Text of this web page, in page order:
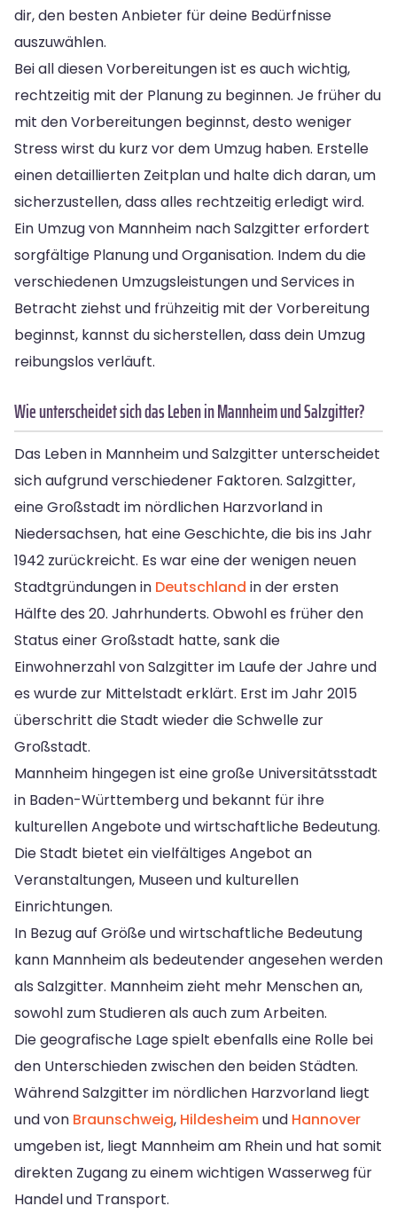
dir, den besten Anbieter für deine Bedürfnisse
auszuwählen.
Bei all diesen Vorbereitungen ist es auch wichtig,
rechtzeitig mit der Planung zu beginnen. Je früher du
mit den Vorbereitungen beginnst, desto weniger
Stress wirst du kurz vor dem Umzug haben. Erstelle
einen detaillierten Zeitplan und halte dich daran, um
sicherzustellen, dass alles rechtzeitig erledigt wird.
Ein Umzug von Mannheim nach Salzgitter erfordert
sorgfältige Planung und Organisation. Indem du die
verschiedenen Umzugsleistungen und Services in
Betracht ziehst und frühzeitig mit der Vorbereitung
beginnst, kannst du sicherstellen, dass dein Umzug
reibungslos verläuft.
Wie unterscheidet sich das Leben in Mannheim und Salzgitter?
Das Leben in Mannheim und Salzgitter unterscheidet
sich aufgrund verschiedener Faktoren. Salzgitter,
eine Großstadt im nördlichen Harzvorland in
Niedersachsen, hat eine Geschichte, die bis ins Jahr
1942 zurückreicht. Es war eine der wenigen neuen
Stadtgründungen in Deutschland in der ersten
Hälfte des 20. Jahrhunderts. Obwohl es früher den
Status einer Großstadt hatte, sank die
Einwohnerzahl von Salzgitter im Laufe der Jahre und
es wurde zur Mittelstadt erklärt. Erst im Jahr 2015
überschritt die Stadt wieder die Schwelle zur
Großstadt.
Mannheim hingegen ist eine große Universitätsstadt
in Baden-Württemberg und bekannt für ihre
kulturellen Angebote und wirtschaftliche Bedeutung.
Die Stadt bietet ein vielfältiges Angebot an
Veranstaltungen, Museen und kulturellen
Einrichtungen.
In Bezug auf Größe und wirtschaftliche Bedeutung
kann Mannheim als bedeutender angesehen werden
als Salzgitter. Mannheim zieht mehr Menschen an,
sowohl zum Studieren als auch zum Arbeiten.
Die geografische Lage spielt ebenfalls eine Rolle bei
den Unterschieden zwischen den beiden Städten.
Während Salzgitter im nördlichen Harzvorland liegt
und von Braunschweig, Hildesheimund Hannover
umgeben ist, liegt Mannheim am Rhein und hat somit
direkten Zugang zu einem wichtigen Wasserweg für
Handel und Transport.